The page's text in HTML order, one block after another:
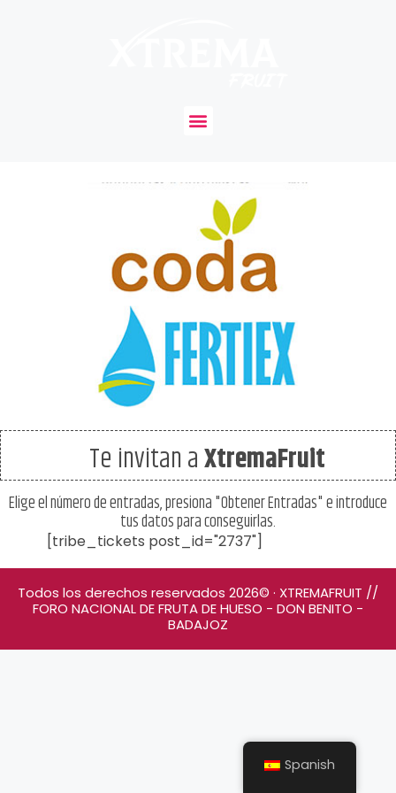
Te invitan aXtremaFruit
Elige el número de entradas, presiona "Obtener Entradas" e introduce
tus datos para conseguirlas.
[tribe_tickets post_id="2737"]
Todos los derechos reservados 2026© · XTREMAFRUIT //
FORO NACIONAL DE FRUTA DE HUESO - DON BENITO -
BADAJOZ
Spanish